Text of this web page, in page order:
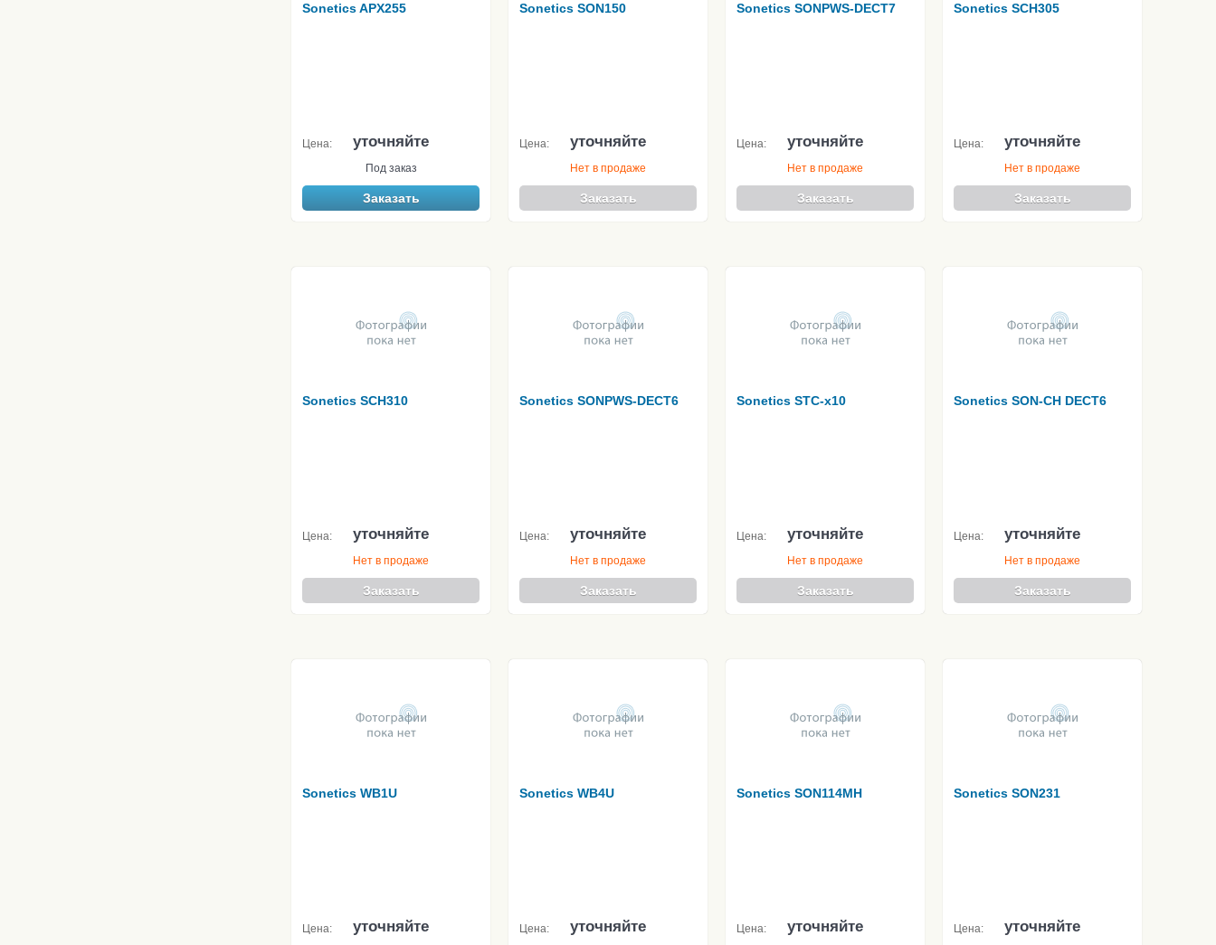
Sonetics APX255
Цена: уточняйте
Под заказ
Заказать
Sonetics SON150
Цена: уточняйте
Нет в продаже
Заказать
Sonetics SONPWS-DECT7
Цена: уточняйте
Нет в продаже
Заказать
Sonetics SCH305
Цена: уточняйте
Нет в продаже
Заказать
Sonetics SCH310
Цена: уточняйте
Нет в продаже
Заказать
Sonetics SONPWS-DECT6
Цена: уточняйте
Нет в продаже
Заказать
Sonetics STC-x10
Цена: уточняйте
Нет в продаже
Заказать
Sonetics SON-CH DECT6
Цена: уточняйте
Нет в продаже
Заказать
Sonetics WB1U
Цена: уточняйте
Sonetics WB4U
Цена: уточняйте
Sonetics SON114MH
Цена: уточняйте
Sonetics SON231
Цена: уточняйте